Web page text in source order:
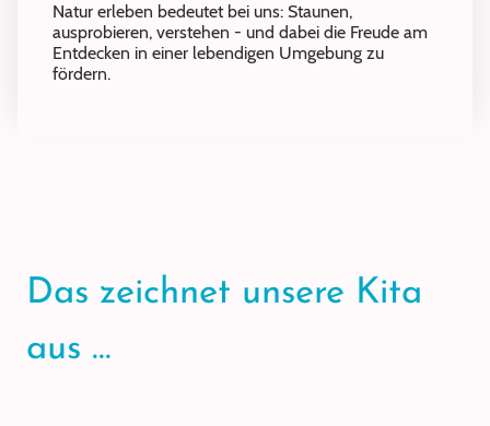
Natur erleben bedeutet bei uns: Staunen,
ausprobieren, verstehen - und dabei die Freude am
Entdecken in einer lebendigen Umgebung zu
fördern.
Das zeichnet unsere Kita
aus ...